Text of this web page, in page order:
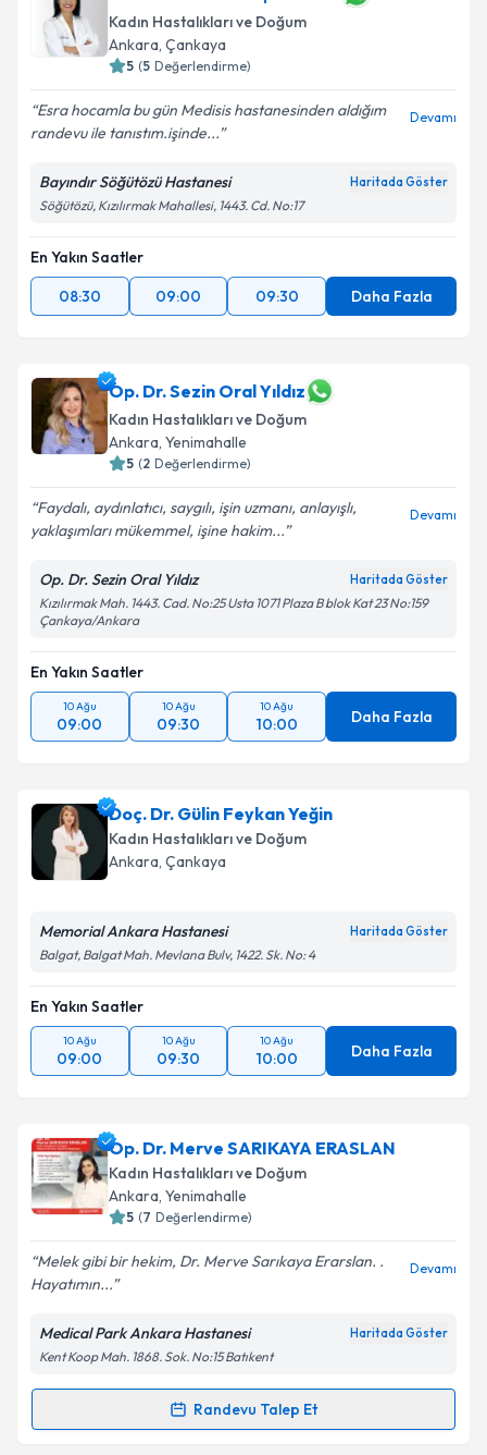
Kadın Hastalıkları ve Doğum
Ankara, Çankaya
5 (5 Değerlendirme)
Esra hocamla bu gün Medisis hastanesinden aldığım
randevu ile tanıstım.işinde...
Devamı
Bayındır Söğütözü Hastanesi Haritada Göster
Söğütözü, Kızılırmak Mahallesi, 1443. Cd. No:17
En Yakın Saatler
08:30
09:00 09:30 Daha Fazla
Op. Dr. Sezin Oral Yıldız
Kadın Hastalıkları ve Doğum
Ankara, Yenimahalle
5 (2 Değerlendirme)
Faydalı, aydınlatıcı, saygılı, işin uzmanı, anlayışlı,
yaklaşımları mükemmel, işine hakim...
Devamı
Op. Dr. Sezin Oral Yıldız Haritada Göster
Kızılırmak Mah. 1443. Cad. No:25 Usta 1071 Plaza B blok Kat 23 No:159
Çankaya/Ankara
En Yakın Saatler
10 Ağu
09:00
10 Ağu
09:30
10 Ağu
10:00 Daha Fazla
Doç. Dr. Gülin Feykan Yeğin
Kadın Hastalıkları ve Doğum
Ankara, Çankaya
Memorial Ankara Hastanesi Haritada Göster
Balgat, Balgat Mah. Mevlana Bulv, 1422. Sk. No: 4
En Yakın Saatler
10 Ağu
09:00
10 Ağu
09:30
10 Ağu
10:00 Daha Fazla
Op. Dr. Merve SARIKAYA ERASLAN
Kadın Hastalıkları ve Doğum
Ankara, Yenimahalle
5 (7 Değerlendirme)
Melek gibi bir hekim, Dr. Merve Sarıkaya Erarslan. .
Hayatımın...
Devamı
Medical Park Ankara Hastanesi Haritada Göster
Kent Koop Mah. 1868. Sok. No:15 Batıkent
Randevu Talep Et
Randevu Takvimi Talebi